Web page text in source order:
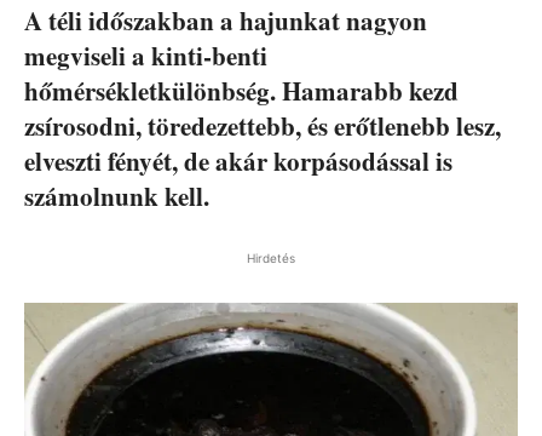
A téli időszakban a hajunkat nagyon
megviseli a kinti-benti
hőmérsékletkülönbség. Hamarabb kezd
zsírosodni, töredezettebb, és erőtlenebb lesz,
elveszti fényét, de akár korpásodással is
számolnunk kell.
Hirdetés